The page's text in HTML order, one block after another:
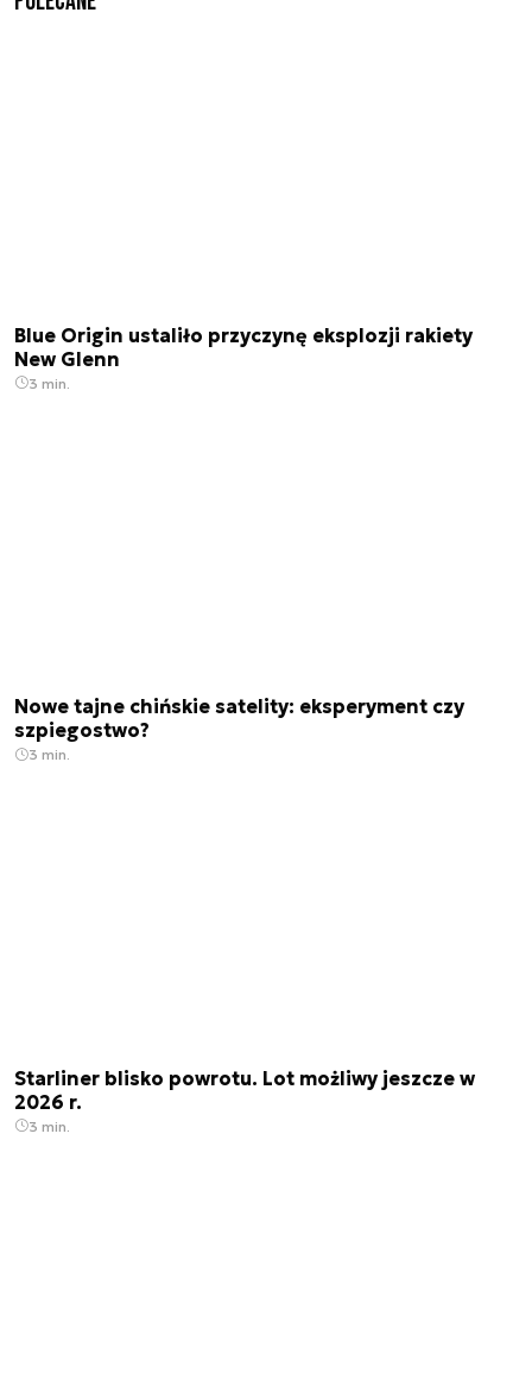
Blue Origin ustaliło przyczynę eksplozji rakiety
New Glenn
3 min.
Nowe tajne chińskie satelity: eksperyment czy
szpiegostwo?
3 min.
Starliner blisko powrotu. Lot możliwy jeszcze w
2026 r.
3 min.